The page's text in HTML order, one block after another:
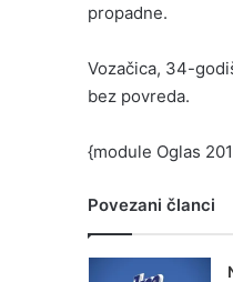
propadne.
Vozačica, 34-
bez povreda.
{module Oglas
Povezani članci